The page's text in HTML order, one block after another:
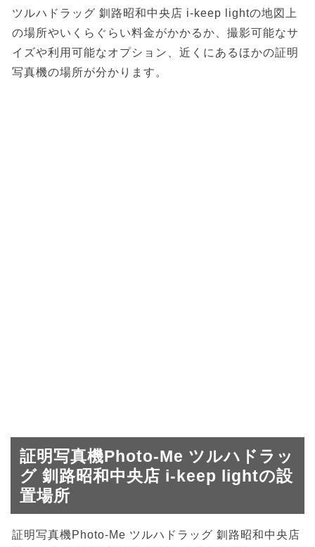
ツルハドラッグ 釧路昭和中央店 i-keep lightの地図上
の場所やいくらぐらい料金がかかるか、撮影可能なサ
イズや利用可能なオプション、近くにあるほかの証明
写真機の場所が分かります。
証明写真機Photo-Me ツルハドラッ
グ 釧路昭和中央店 i-keep lightの設
置場所
証明写真機Photo-Me ツルハドラッグ 釧路昭和中央店